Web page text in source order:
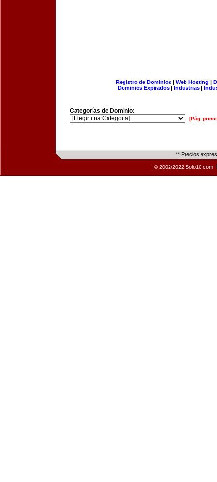
Registro de Dominios| Web Hosting |
Dominios Expirados | Industrias |
Categorías de Dominio:
[Pág.
** Precios
© 2002/2022 Solo10.com